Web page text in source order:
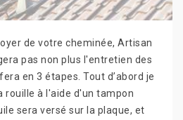
de votre cheminée, Artisan
pas non plus l'entretien des
en 3 étapes. Tout d’abord je
rouille à l'aide d'un tampon
sera versé sur la plaque, et